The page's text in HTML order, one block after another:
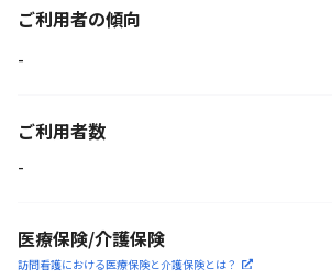
ご利用者の傾向
-
ご利用者数
-
医療保険/介護保険
訪問看護における医療保険と介護保険とは？